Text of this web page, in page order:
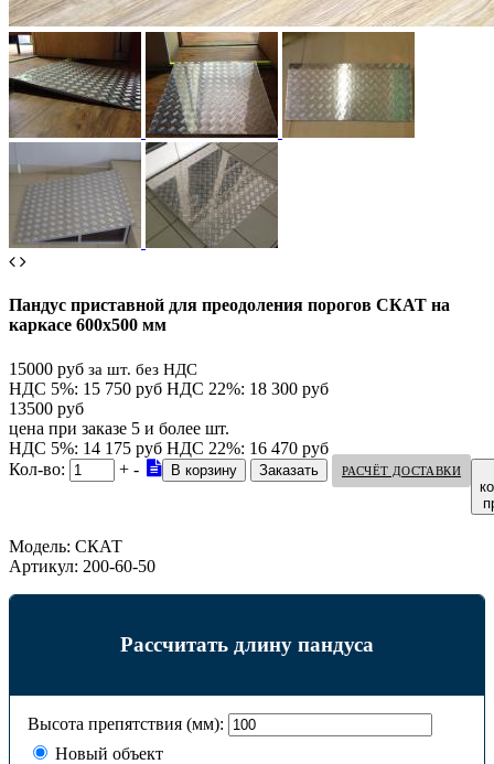
Пандус приставной для преодоления порогов СКАТ на
каркасе 600х500 мм
15000 руб за шт. без НДС
НДС 5%: 15 750 руб НДС 22%: 18 300 руб
13500 руб
цена при заказе 5 и более шт.
НДС 5%: 14 175 руб НДС 22%: 16 470 руб
Кол-во:
+ - РАСЧЁТ ДОСТАВКИ
Модель: СКАТ
Артикул: 200-60-50
Рассчитать длину пандуса
Высота препятствия (мм):
Новый объект